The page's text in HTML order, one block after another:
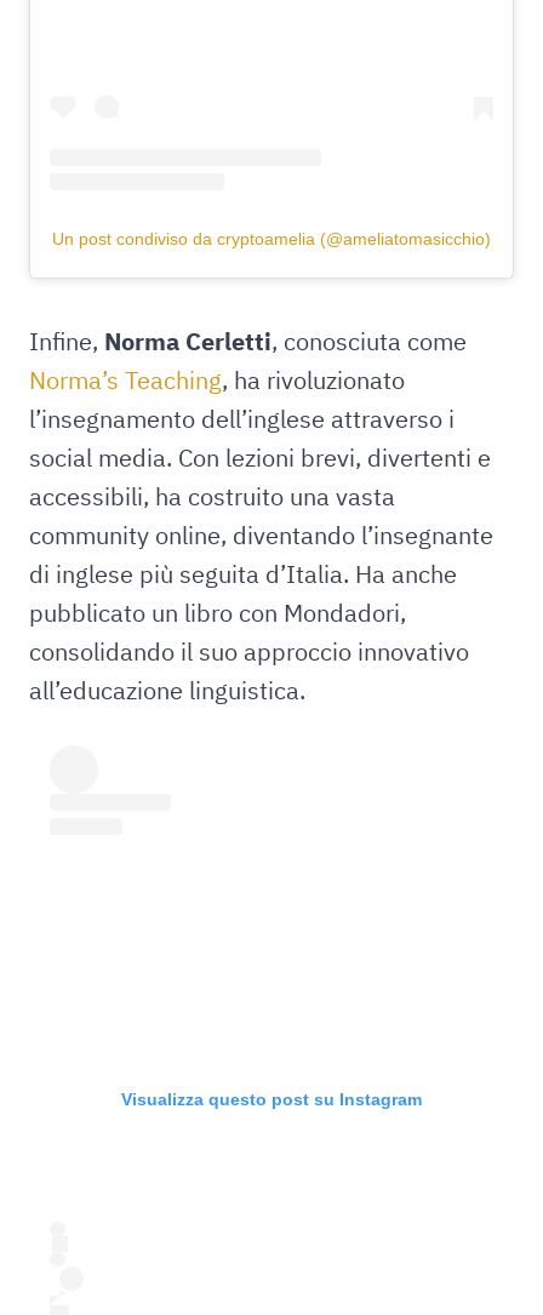
Un post condiviso da cryptoamelia (@ameliatomasicchio)
Infine, Norma Cerletti, conosciuta come
Norma’s Teaching, ha rivoluzionato
l’insegnamento dell’inglese attraverso i
social media. Con lezioni brevi, divertenti e
accessibili, ha costruito una vasta
community online, diventando l’insegnante
di inglese più seguita d’Italia. Ha anche
pubblicato un libro con Mondadori,
consolidando il suo approccio innovativo
all’educazione linguistica.
Visualizza questo post su Instagram